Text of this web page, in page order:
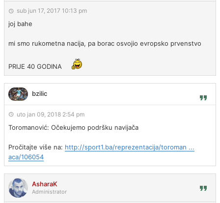
sub jun 17, 2017 10:13 pm
joj bahe
mi smo rukometna nacija, pa borac osvojio evropsko prvenstvo
PRIJE 40 GODINA
bzilic
uto jan 09, 2018 2:54 pm
Toromanović: Očekujemo podršku navijača
Pročitajte više na: http://sport1.ba/reprezentacija/toroman ...
aca/106054
AsharaK
Administrator